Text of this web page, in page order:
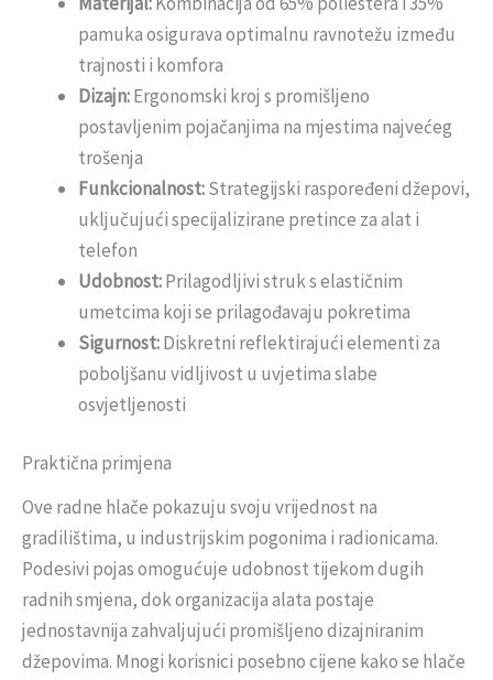
pamuka osigurava optimalnu ravnotežu između
trajnosti i komfora
Dizajn:Ergonomski kroj s promišljeno
postavljenim pojačanjima na mjestima najvećeg
trošenja
Funkcionalnost:Strategijski raspoređeni džepovi,
uključujući specijalizirane pretince za alat i
telefon
Udobnost:Prilagodljivi struk s elastičnim
umetcima koji se prilagođavaju pokretima
Sigurnost:Diskretni reflektirajući elementi za
poboljšanu vidljivost u uvjetima slabe
osvjetljenosti
Praktična primjena
Ove radne hlače pokazuju svoju vrijednost na
gradilištima, u industrijskim pogonima i radionicama.
Podesivi pojas omogućuje udobnost tijekom dugih
radnih smjena, dok organizacija alata postaje
jednostavnija zahvaljujući promišljeno dizajniranim
džepovima. Mnogi korisnici posebno cijene kako se hlače